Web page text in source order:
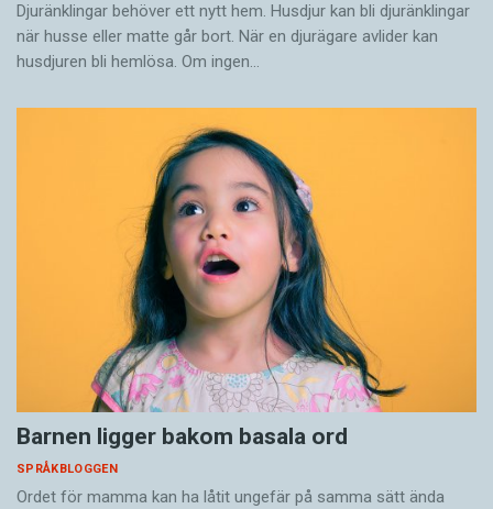
Djuränklingar behöver ett nytt hem. Husdjur kan bli djuränklingar
när husse eller matte går bort. När en djurägare avlider kan
husdjuren bli hemlösa. Om ingen…
Barnen ligger bakom basala ord
SPRÅKBLOGGEN
Ordet för mamma kan ha låtit ungefär på samma sätt ända